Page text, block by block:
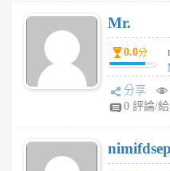
Mr.
0.0分
分享
0 評論/